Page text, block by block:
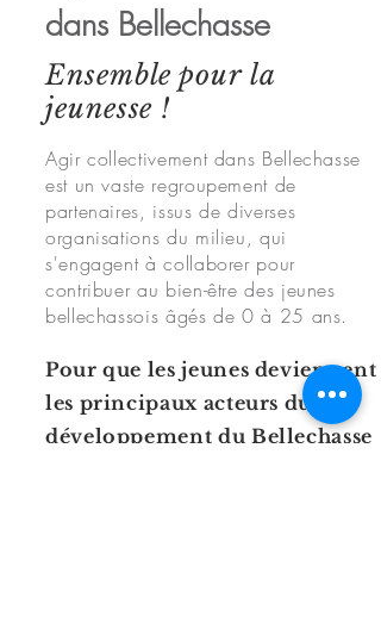
dans Bellechasse
Ensemble pour la
jeunesse !
Agir collectivement dans Bellechasse
est un vaste regroupement de
partenaires, issus de diverses
organisations du milieu, qui
s'engagent à collaborer pour
contribuer au bien-être des jeunes
bellechassois âgés de 0 à 25 ans.
Pour que les jeunes deviennent
les principaux acteurs du
développement du Bellechasse